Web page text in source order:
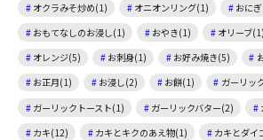
オクラみそ炒め(1)
オニオンリング(1) おに
おもてなしのお浸し(1)
おやき(1) オリーブ(1)
オレンジ(5)
お刺身(1) お好み焼き(5)
お正月(1)
お浸し(2) お餅(1)
ガーリッ
ガーリックトースト(1)
ガーリックバター(2)
カキ(12)
カキとキクのあえ物(1)
カキとダイ